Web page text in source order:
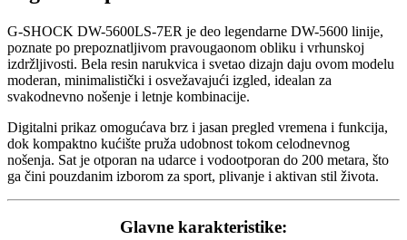
G-SHOCK DW-5600LS-7ER je deo legendarne DW-5600 linije,
poznate po prepoznatljivom pravougaonom obliku i vrhunskoj
izdržljivosti. Bela resin narukvica i svetao dizajn daju ovom modelu
moderan, minimalistički i osvežavajući izgled, idealan za
svakodnevno nošenje i letnje kombinacije.
Digitalni prikaz omogućava brz i jasan pregled vremena i funkcija,
dok kompaktno kućište pruža udobnost tokom celodnevnog
nošenja. Sat je otporan na udarce i vodootporan do 200 metara, što
ga čini pouzdanim izborom za sport, plivanje i aktivan stil života.
Glavne karakteristike: